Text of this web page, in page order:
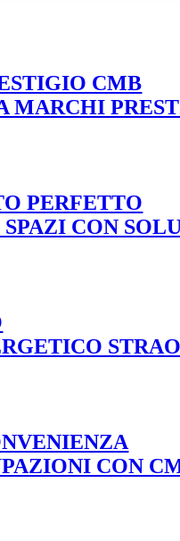
CMB
MARCHI
PERFETTO
CON
CON